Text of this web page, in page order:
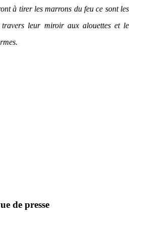
à tirer les marrons du feu ce sont les
travers leur miroir aux alouettes et le
de presse